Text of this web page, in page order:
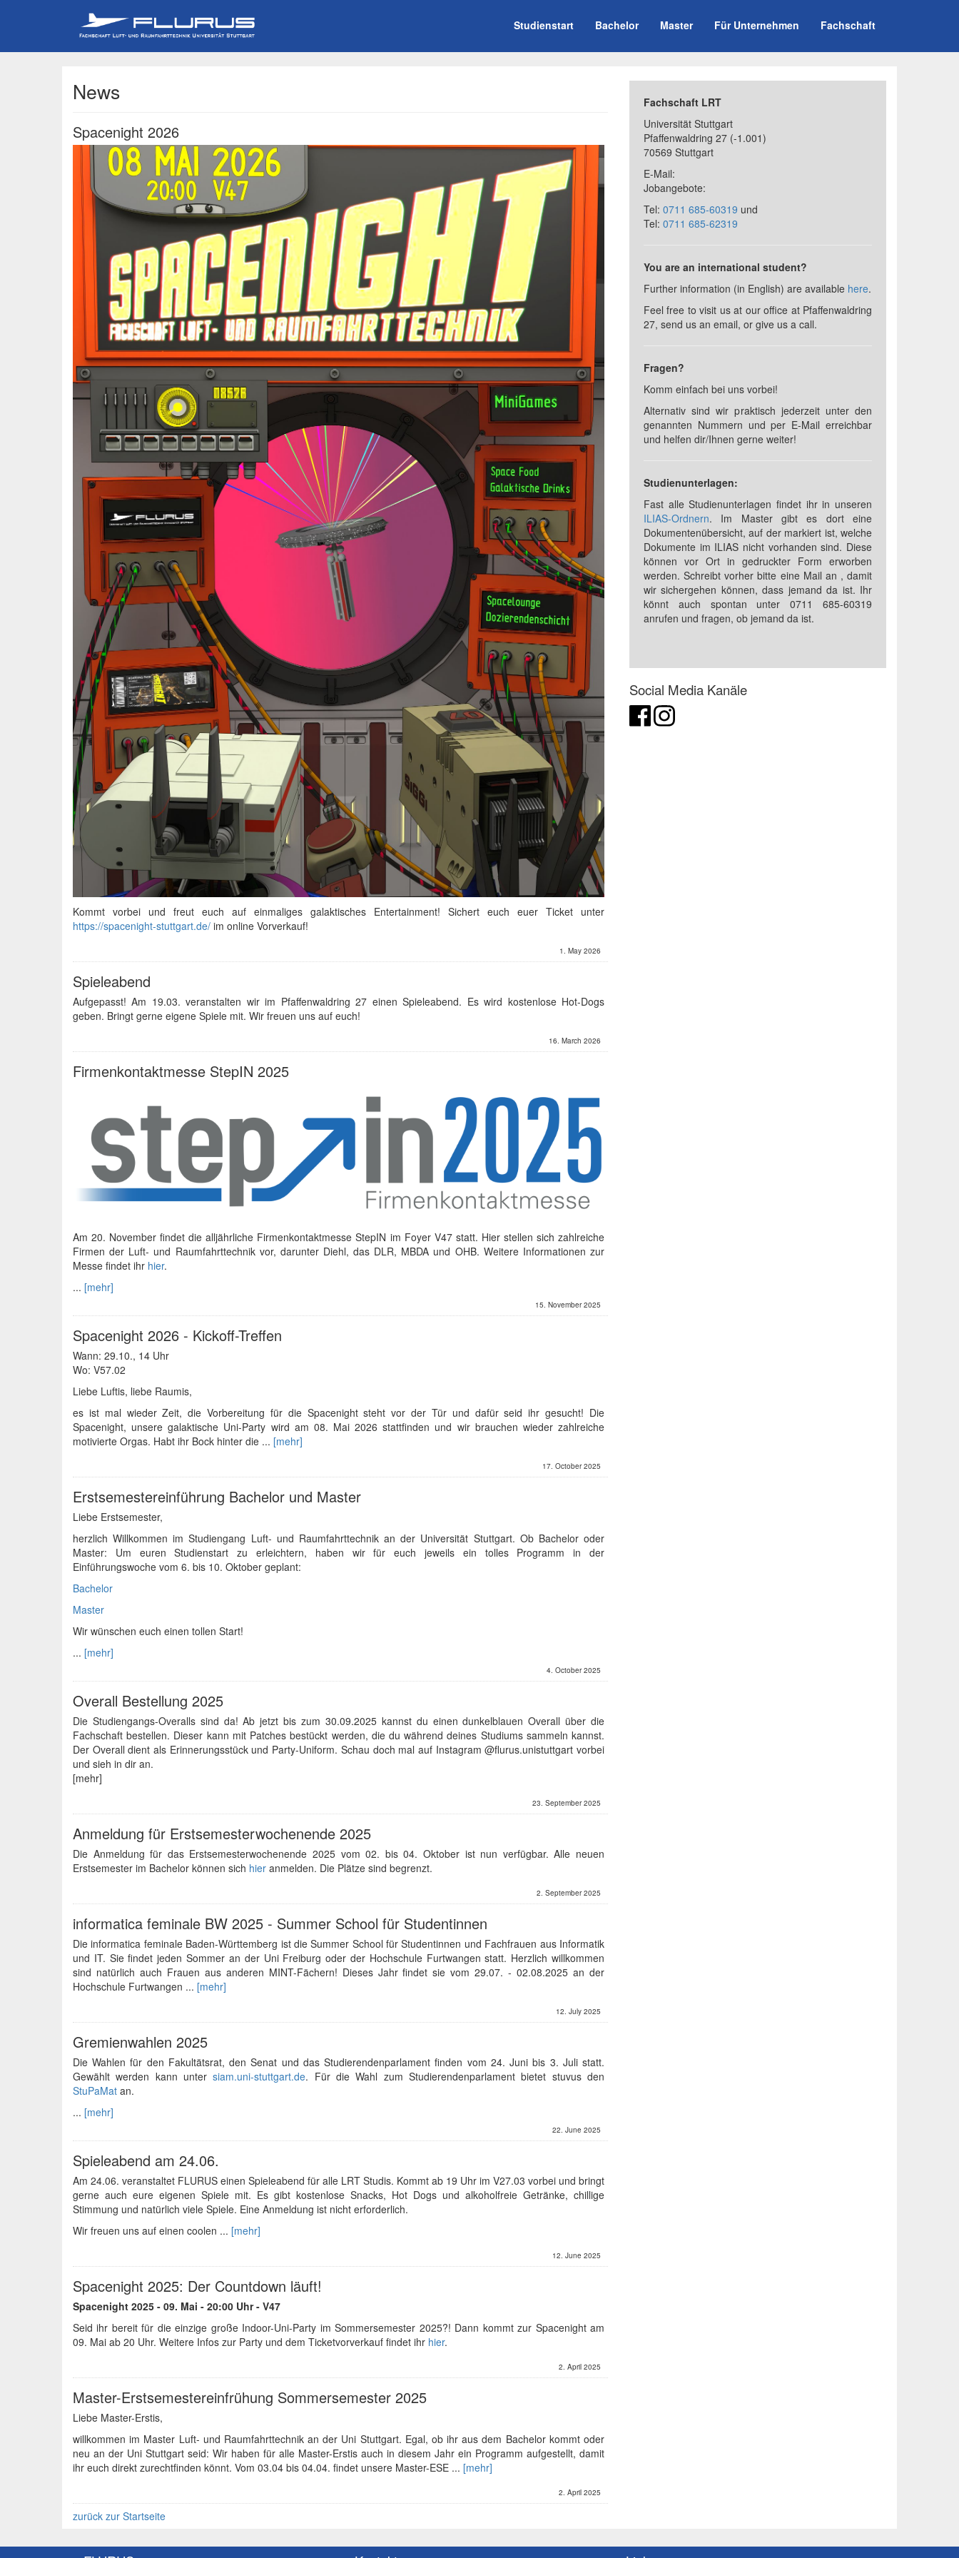
Studienstart Bachelor Master Für Unternehmen Fachschaft
News
Spacenight 2026
Kommt vorbei und freut euch auf einmaliges galaktisches Entertainment! Sichert euch euer Ticket unter
https://spacenight-stuttgart.de/ im online Vorverkauf!
1. May 2026
Spieleabend
Aufgepasst! Am 19.03. veranstalten wir im Pfaffenwaldring 27 einen Spieleabend. Es wird kostenlose Hot-Dogs
geben. Bringt gerne eigene Spiele mit. Wir freuen uns auf euch!
16. March 2026
Firmenkontaktmesse StepIN 2025
Am 20. November findet die alljährliche Firmenkontaktmesse StepIN im Foyer V47 statt. Hier stellen sich zahlreiche
Firmen der Luft- und Raumfahrttechnik vor, darunter Diehl, das DLR, MBDA und OHB. Weitere Informationen zur
Messe findet ihr hier.
... [mehr]
15. November 2025
Spacenight 2026 - Kickoff-Treffen
Wann: 29.10., 14 Uhr
Wo: V57.02
Liebe Luftis, liebe Raumis,
es ist mal wieder Zeit, die Vorbereitung für die Spacenight steht vor der Tür und dafür seid ihr gesucht! Die
Spacenight, unsere galaktische Uni-Party wird am 08. Mai 2026 stattfinden und wir brauchen wieder zahlreiche
motivierte Orgas. Habt ihr Bock hinter die ... [mehr]
17. October 2025
Erstsemestereinführung Bachelor und Master
Liebe Erstsemester,
herzlich Willkommen im Studiengang Luft- und Raumfahrttechnik an der Universität Stuttgart. Ob Bachelor oder
Master: Um euren Studienstart zu erleichtern, haben wir für euch jeweils ein tolles Programm in der
Einführungswoche vom 6. bis 10. Oktober geplant:
Bachelor
Master
Wir wünschen euch einen tollen Start!
... [mehr]
4. October 2025
Overall Bestellung 2025
Die Studiengangs-Overalls sind da! Ab jetzt bis zum 30.09.2025 kannst du einen dunkelblauen Overall über die
Fachschaft bestellen. Dieser kann mit Patches bestückt werden, die du während deines Studiums sammeln kannst.
Der Overall dient als Erinnerungsstück und Party-Uniform. Schau doch mal auf Instagram @flurus.unistuttgart vorbei
und sieh in dir an.
[mehr]
23. September 2025
Anmeldung für Erstsemesterwochenende 2025
Die Anmeldung für das Erstsemesterwochenende 2025 vom 02. bis 04. Oktober ist nun verfügbar. Alle neuen
Erstsemester im Bachelor können sich hier anmelden. Die Plätze sind begrenzt.
2. September 2025
informatica feminale BW 2025 - Summer School für Studentinnen
Die informatica feminale Baden-Württemberg ist die Summer School für Studentinnen und Fachfrauen aus Informatik
und IT. Sie findet jeden Sommer an der Uni Freiburg oder der Hochschule Furtwangen statt. Herzlich willkommen
sind natürlich auch Frauen aus anderen MINT-Fächern! Dieses Jahr findet sie vom 29.07. - 02.08.2025 an der
Hochschule Furtwangen ... [mehr]
12. July 2025
Gremienwahlen 2025
Die Wahlen für den Fakultätsrat, den Senat und das Studierendenparlament finden vom 24. Juni bis 3. Juli statt.
Gewählt werden kann untersiam.uni-stuttgart.de. Für die Wahl zum Studierendenparlament bietet stuvus den
StuPaMat an.
... [mehr]
22. June 2025
Spieleabend am 24.06.
Am 24.06. veranstaltet FLURUS einen Spieleabend für alle LRT Studis. Kommt ab 19 Uhr im V27.03 vorbei und bringt
gerne auch eure eigenen Spiele mit. Es gibt kostenlose Snacks, Hot Dogs und alkoholfreie Getränke, chillige
Stimmung und natürlich viele Spiele. Eine Anmeldung ist nicht erforderlich.
Wir freuen uns auf einen coolen ... [mehr]
12. June 2025
Spacenight 2025: Der Countdown läuft!
Spacenight 2025 - 09. Mai - 20:00 Uhr - V47
Seid ihr bereit für die einzige große Indoor-Uni-Party im Sommersemester 2025?! Dann kommt zur Spacenight am
09. Mai ab 20 Uhr. Weitere Infos zur Party und dem Ticketvorverkauf findet ihr hier.
2. April 2025
Master-Erstsemestereinfrühung Sommersemester 2025
Liebe Master-Erstis,
willkommen im Master Luft- und Raumfahrttechnik an der Uni Stuttgart. Egal, ob ihr aus dem Bachelor kommt oder
neu an der Uni Stuttgart seid: Wir haben für alle Master-Erstis auch in diesem Jahr ein Programm aufgestellt, damit
ihr euch direkt zurechtfinden könnt. Vom 03.04 bis 04.04. findet unsere Master-ESE ... [mehr]
2. April 2025
zurück zur Startseite
Fachschaft LRT
Universität Stuttgart
Pfaffenwaldring 27 (-1.001)
70569 Stuttgart
E-Mail:
Jobangebote:
Tel: 0711 685-60319 und
Tel: 0711 685-62319
You are an international student?
Further information (in English) are available here.
Feel free to visit us at our office at Pfaffenwaldring
27, send us an email, or give us a call.
Fragen?
Komm einfach bei uns vorbei!
Alternativ sind wir praktisch jederzeit unter den
genannten Nummern und per E-Mail erreichbar
und helfen dir/Ihnen gerne weiter!
Studienunterlagen:
Fast alle Studienunterlagen findet ihr in unseren
ILIAS-Ordnern. Im Master gibt es dort eine
Dokumentenübersicht, auf der markiert ist, welche
Dokumente im ILIAS nicht vorhanden sind. Diese
können vor Ort in gedruckter Form erworben
werden. Schreibt vorher bitte eine Mail an , damit
wir sichergehen können, dass jemand da ist. Ihr
könnt auch spontan unter 0711 685-60319
anrufen und fragen, ob jemand da ist.
Social Media Kanäle